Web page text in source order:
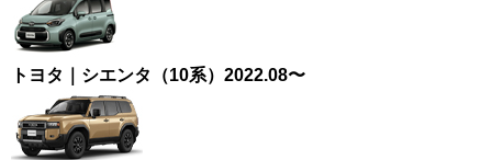
トヨタ｜シエンタ（10系）2022.08〜